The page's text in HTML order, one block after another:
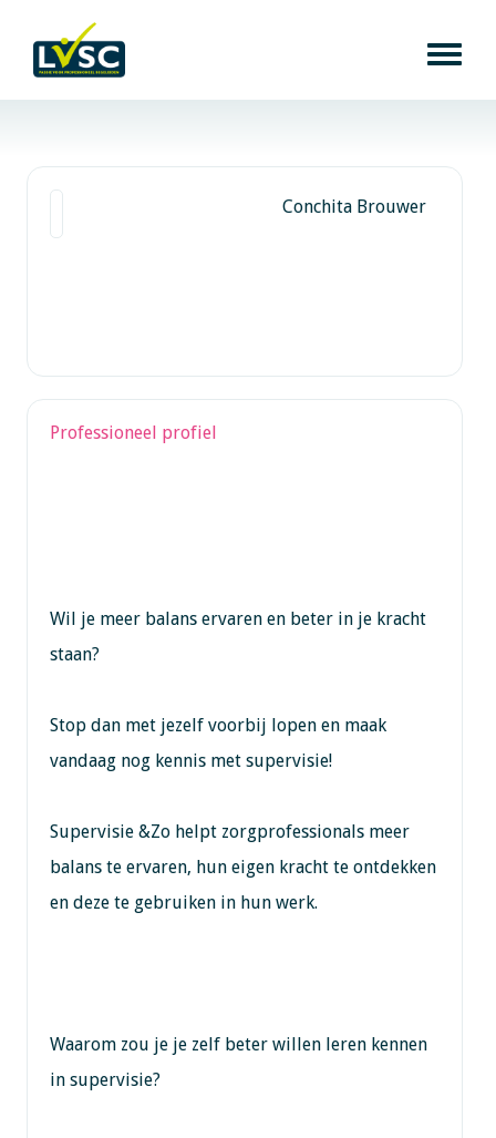
Conchita Brouwer
Professioneel profiel
Wil je meer balans ervaren en beter in je kracht
staan?
Stop dan met jezelf voorbij lopen en maak
vandaag nog kennis met supervisie!
Supervisie &Zo helpt zorgprofessionals meer
balans te ervaren, hun eigen kracht te ontdekken
en deze te gebruiken in hun werk.
Waarom zou je je zelf beter willen leren kennen
in supervisie?